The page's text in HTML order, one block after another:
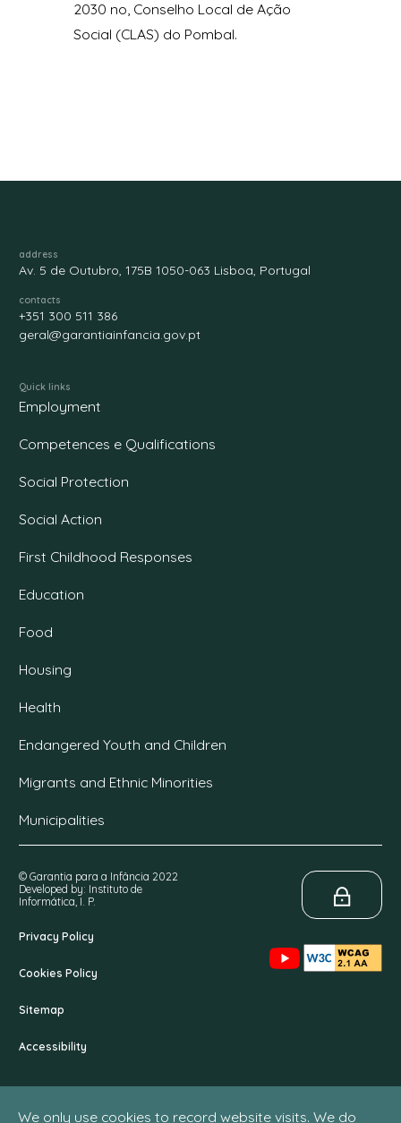
We only use cookies to record website visits. We do
2030 no, Conselho Local de Ação
Social (CLAS) do Pombal.
address
Av. 5 de Outubro, 175B 1050-063 Lisboa, Portugal
contacts
+351 300 511 386
geral@garantiainfancia.gov.pt
Quick links
Employment
Competences e Qualifications
Social Protection
Social Action
First Childhood Responses
Education
Food
Housing
Health
Endangered Youth and Children
Migrants and Ethnic Minorities
Municipalities
© Garantia para a Infância 2022
Developed by: Instituto de
Informática, I. P.
Privacy Policy
Cookies Policy
Sitemap
Accessibility